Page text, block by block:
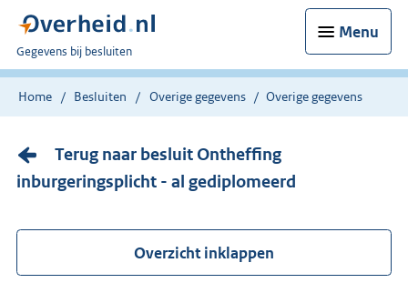
Menu
U
bent
nu
Gegevens bij besluiten
Home Besluiten Overige gegevens Overige gegevens
Terug naar besluit Ontheffing
inburgeringsplicht - al gediplomeerd
Overzicht inklappen